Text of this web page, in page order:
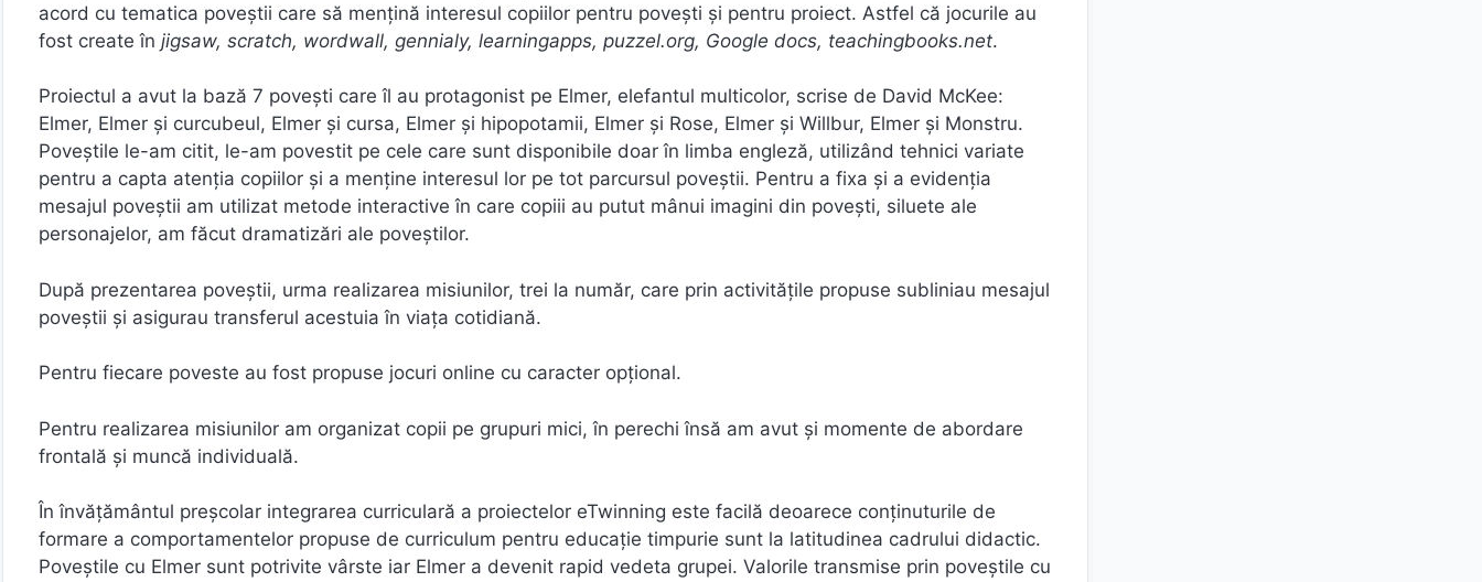
acord cu tematica poveștii care să mențină interesul copiilor pentru povești și pentru proiect. Astfel că jocurile au
fost create în jigsaw, scratch, wordwall, gennialy, learningapps, puzzel.org, Google docs, teachingbooks.net.
Proiectul a avut la bază 7 povești care îl au protagonist pe Elmer, elefantul multicolor, scrise de David McKee:
Elmer, Elmer și curcubeul, Elmer și cursa, Elmer și hipopotamii, Elmer și Rose, Elmer și Willbur, Elmer și Monstru.
Poveștile le-am citit, le-am povestit pe cele care sunt disponibile doar în limba engleză, utilizând tehnici variate
pentru a capta atenția copiilor și a menține interesul lor pe tot parcursul poveștii. Pentru a fixa și a evidenția
mesajul poveștii am utilizat metode interactive în care copiii au putut mânui imagini din povești, siluete ale
personajelor, am făcut dramatizări ale poveștilor.
După prezentarea poveștii, urma realizarea misiunilor, trei la număr, care prin activitățile propuse subliniau mesajul
poveștii și asigurau transferul acestuia în viața cotidiană.
Pentru fiecare poveste au fost propuse jocuri online cu caracter opțional.
Pentru realizarea misiunilor am organizat copii pe grupuri mici, în perechi însă am avut și momente de abordare
frontală și muncă individuală.
În învățământul preșcolar integrarea curriculară a proiectelor eTwinning este facilă deoarece conținuturile de
formare a comportamentelor propuse de curriculum pentru educație timpurie sunt la latitudinea cadrului didactic.
Poveștile cu Elmer sunt potrivite vârste iar Elmer a devenit rapid vedeta grupei. Valorile transmise prin poveștile cu